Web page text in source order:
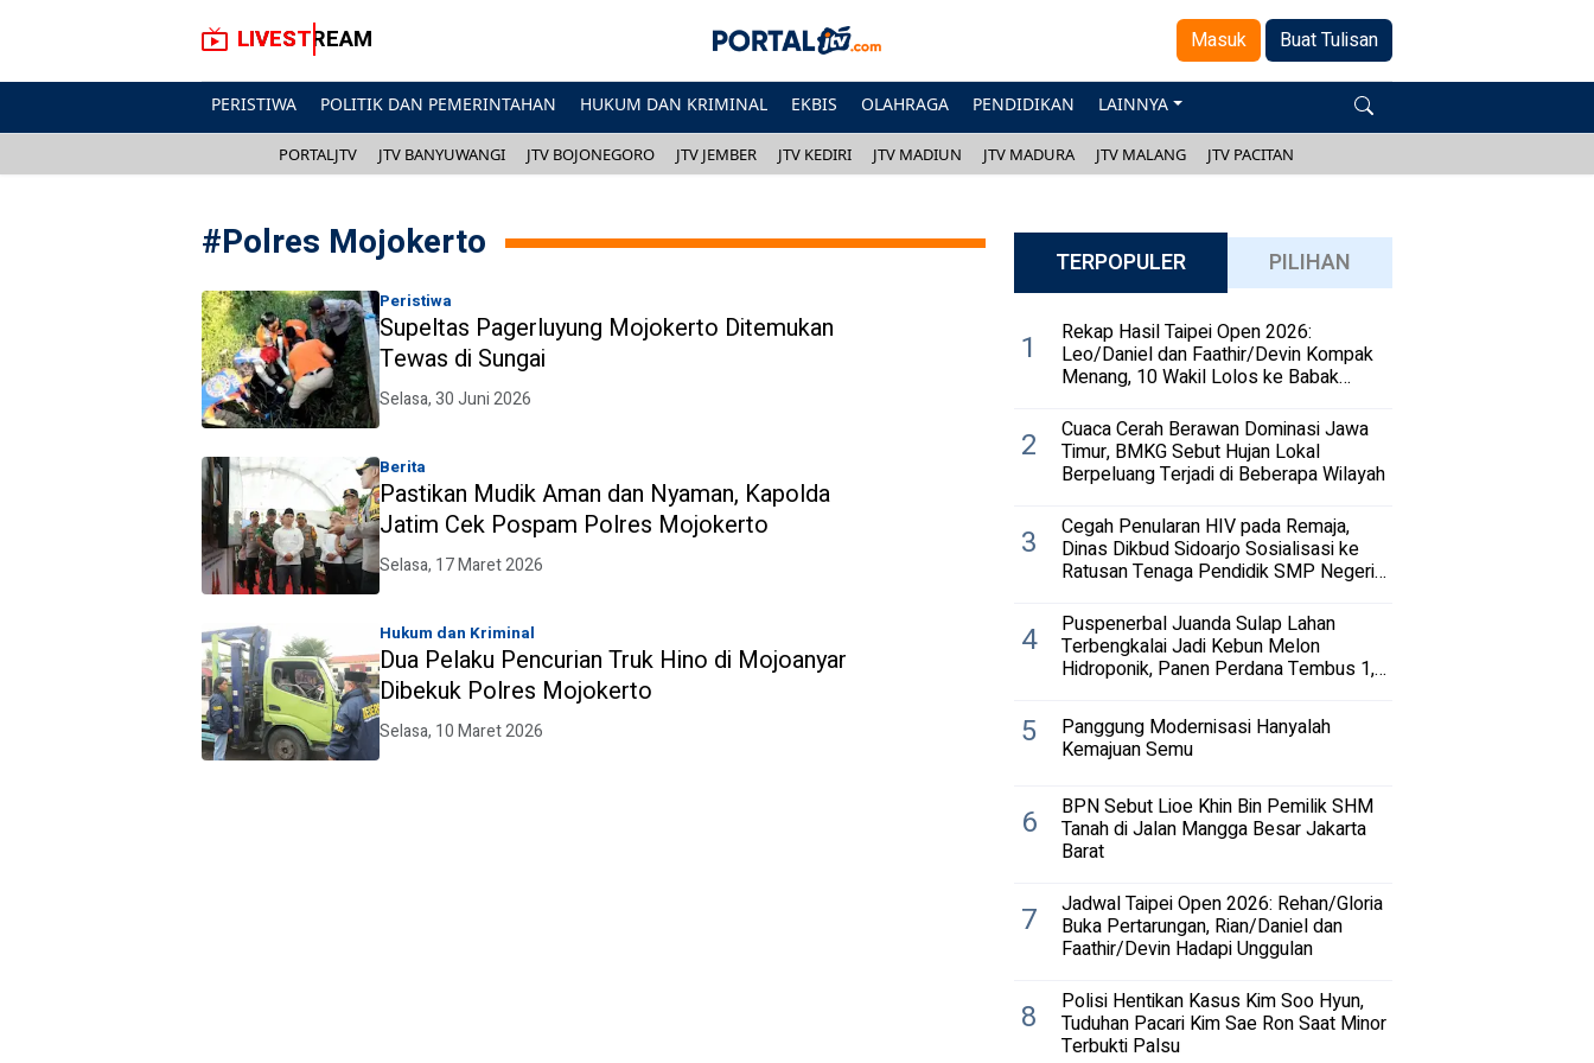
LIVESTREAM Masuk Buat Tulisan
PERISTIWA POLITIK DAN PEMERINTAHAN HUKUM DAN KRIMINAL EKBIS OLAHRAGA PENDIDIKAN LAINNYA
PORTALJTV JTV BANYUWANGI JTV BOJONEGORO JTV JEMBER JTV KEDIRI JTV MADIUN JTV MADURA JTV MALANG JTV PACITAN
#Polres Mojokerto
Peristiwa
Supeltas Pagerluyung Mojokerto Ditemukan
Tewas di Sungai
Selasa, 30 Juni 2026
Berita
Pastikan Mudik Aman dan Nyaman, Kapolda
Jatim Cek Pospam Polres Mojokerto
Selasa, 17 Maret 2026
Hukum dan Kriminal
Dua Pelaku Pencurian Truk Hino di Mojoanyar
Dibekuk Polres Mojokerto
Selasa, 10 Maret 2026
TERPOPULER PILIHAN
1 Rekap Hasil Taipei Open 2026:
Leo/Daniel dan Faathir/Devin Kompak
Menang, 10 Wakil Lolos ke Babak
2 Cuaca Cerah Berawan Dominasi Jawa
Timur, BMKG Sebut Hujan Lokal
Berpeluang Terjadi di Beberapa Wilayah
3 Cegah Penularan HIV pada Remaja,
Dinas Dikbud Sidoarjo Sosialisasi ke
Ratusan Tenaga Pendidik SMP Negeri
4 Puspenerbal Juanda Sulap Lahan
Terbengkalai Jadi Kebun Melon
Hidroponik, Panen Perdana Tembus 1,5
5 Panggung Modernisasi Hanyalah
Kemajuan Semu
6 BPN Sebut Lioe Khin Bin Pemilik SHM
Tanah di Jalan Mangga Besar Jakarta
Barat
7 Jadwal Taipei Open 2026: Rehan/Gloria
Buka Pertarungan, Rian/Daniel dan
Faathir/Devin Hadapi Unggulan
8 Polisi Hentikan Kasus Kim Soo Hyun,
Tuduhan Pacari Kim Sae Ron Saat Minor
Terbukti Palsu